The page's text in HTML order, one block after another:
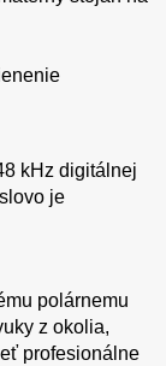
kHz digitálnej
je
polárnemu
z okolia,
profesionálne